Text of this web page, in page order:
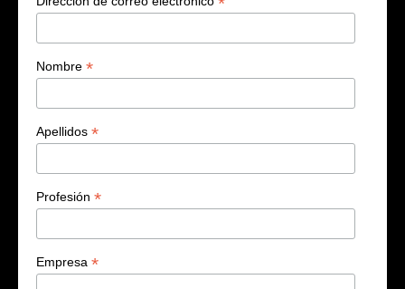
Nombre *
Apellidos *
Profesión *
Empresa *